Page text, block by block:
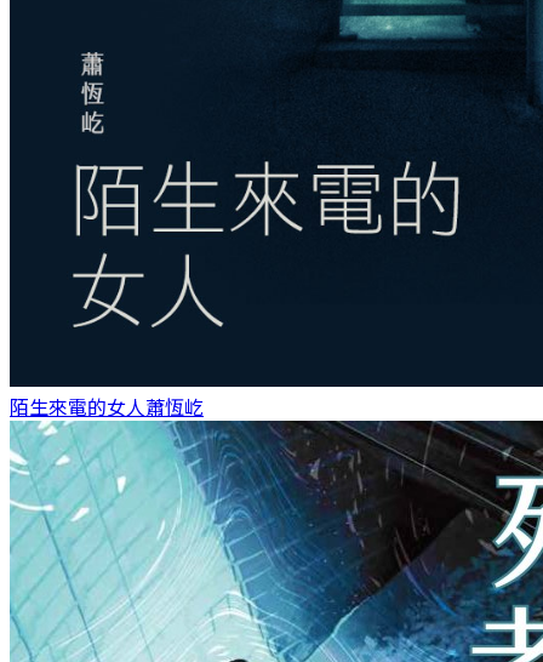
陌生來電的女人 蕭恆屹